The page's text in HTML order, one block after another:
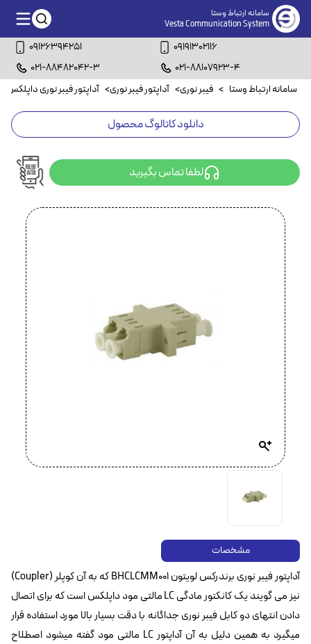
سامانه ارتباط وستا
Vesta Communication System
09126394251
09191302116
021-88482042-3
021-88107923-4
سامانه ارتباط وستا > فیبر نوری> آداپتور فیبر نوری> آداپتور فیبر نوری داپلکس
دانلود کاتالوگ محصول
لطفا تماس بگیرید
مشخصات
آداپتور فیبر نوری برندرکس لویتون BHCLCMM001 که به آن کوپلر (Coupler)
نیز می گویند یک کانکتور مادگی LC مالتی مود داپلکس است که برای اتصال
دادن انتهای دو کابل فیبر نوری جداگانه با دقت بسیار بالا مورد استفاده قرار
میگیرد به همین دلیل به آن آداپتور LC مالتی مود گفته میشود اصطلاح